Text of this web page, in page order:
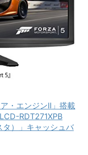
・エンジンII」搭載
RDT271XPB
タ）」キャッシュバ